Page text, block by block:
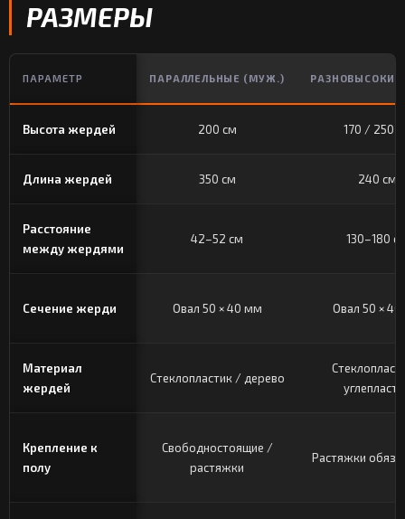
РАЗМЕРЫ
ПАРАМЕТР ПАРАЛЛЕЛЬНЫЕ (МУЖ.)
Высота жердей 200 см 170 / 250
Длина жердей 350 см 240 см
Расстояние
между жердями
42–52 см 130–180
Сечение жерди Овал 50 × 40 мм Овал 50 ×
Материал
жердей
Стеклопластик / дерево
Крепление к
полу
Свободностоящие /
растяжки
Растяжки